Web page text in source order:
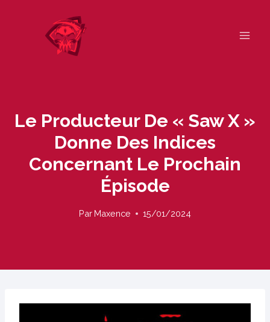
Le Producteur De « Saw X »
Donne Des Indices
Concernant Le Prochain
Épisode
Par Maxence 15/01/2024